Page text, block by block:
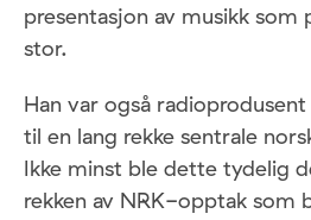
presentasjon av musikk som
stor.
Han var også
til en lang rekke sentrale
Ikke minst ble dette tydelig
rekken av NRK-opptak som